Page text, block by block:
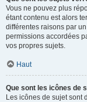
Vous ne pouvez plus
étant contenu est alors
différentes raisons par
permissions accordées
vos propres sujets.
Haut
Que sont les icônes de
Les icônes de sujet sont